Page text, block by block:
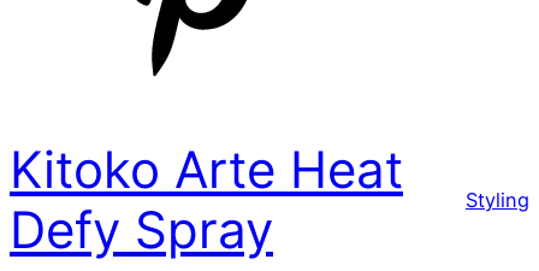
Kitoko Arte Heat
Defy Spray
Styling